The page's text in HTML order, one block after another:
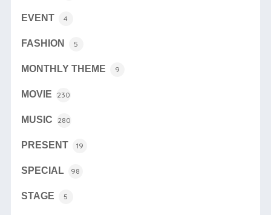
EVENT 4
FASHION 5
MONTHLY THEME 9
MOVIE 230
MUSIC 280
PRESENT 19
SPECIAL 98
STAGE 5